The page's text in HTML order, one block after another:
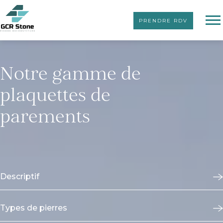
PRENDRE RDV
Notre gamme de
plaquettes de
parements
Descriptif
Types de pierres